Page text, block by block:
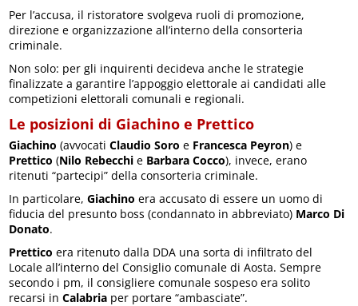
Per l’accusa, il ristoratore svolgeva ruoli di promozione,
direzione e organizzazione all’interno della consorteria
criminale.
Non solo: per gli inquirenti decideva anche le strategie
finalizzate a garantire l’appoggio elettorale ai candidati alle
competizioni elettorali comunali e regionali.
Le posizioni di Giachino e Prettico
Giachino (avvocatiClaudio Soro e Francesca Peyron) e
Prettico (Nilo Rebecchi e Barbara Cocco), invece, erano
ritenuti “partecipi” della consorteria criminale.
In particolare,Giachino era accusato di essere un uomo di
fiducia del presunto boss (condannato in abbreviato) Marco Di
Donato.
Prettico era ritenuto dalla DDA una sorta di infiltrato del
Locale all’interno del Consiglio comunale di Aosta. Sempre
secondo i pm, il consigliere comunale sospeso era solito
recarsi inCalabria per portare “ambasciate”.